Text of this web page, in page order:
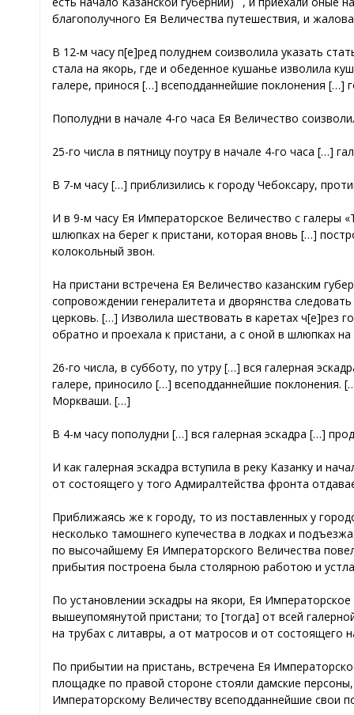
благополучного Ея Величества путешествия, и
В 12-м часу п[e]ред полуднем соизволила указать
стала на якорь, где и обеденное кушанье изволила
галере, принося […] всеподданнейшие поклонения
Пополудни в начале 4-го часа Ея Величество
25-го числа в пятницу поутру в начале 4-го часа […]
В 7-м часу […] приблизились к городу Чебоксару,
И в 9-м часу Ея Императорское Величество с галеры
шлюпках на берег к пристани, которая вновь […]
колокольный звон.
На пристани встречена Ея Величество казанским
сопровождении генералитета и дворянства
церковь. […] Изволила шествовать в каретах ч[e]рез
обратно и проехала к пристани, а с оной в шлюпках
26-го числа, в субботу, по утру […] вся галерная
галере, приносило […] всеподданнейшие поклонения.
Моркваши. […]
В 4-м часу пополудни […] вся галерная эскадра […]
И как галерная эскадра вступила в реку Казанку и
от состоящего у того Адмиралтейства фронта
Приближаясь же к городу, то из поставленных у
несколько тамошнего купечества в лодках и
по высочайшему Ея Императорского Величества
прибытия построена была столярною работою и
По установлении эскадры на якори, Ея
вышеупомянутой пристани; то [тогда] от всей
на трубах с литавры, а от матросов и от состоящего
По прибытии на пристань, встречена Ея
площадке по правой стороне стояли дамские
Императорскому Величеству всеподданнейшие свои